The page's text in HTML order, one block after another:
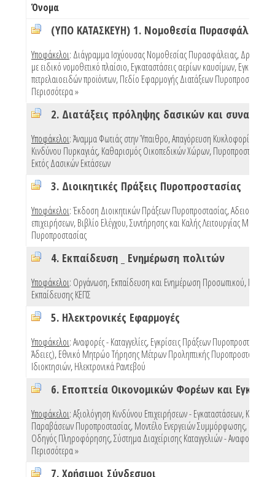
Όνομα
(ΥΠΟ ΚΑΤΑΣΚΕΥΗ) 1. Νομοθεσία Πυρασφάλειας
Υποφάκελοι: Διάγραμμα Ισχύουσας Νομοθεσίας Πυρασφάλειας,
με ειδικό νομοθετικό πλαίσιο,Εγκαταστάσεις αερίων καυσίμων,
πετρελαιοειδών προϊόντων,Πεδίο Εφαρμογής Διατάξεων Πυροπροστασίας
Περισσότερα »
Υποφάκελοι:Άναμμα Φωτιάς στην Ύπαιθρο,Απαγόρευση Κυκλοφορίας Λόγω
Κινδύνου Πυρκαγιάς,Καθαρισμός Οικοπεδικών Χώρων,Πυροπροστασία
Εκτός Δασικών Εκτάσεων
3. Διοικητικές Πράξεις Πυροπροστασίας
Υποφάκελοι:Έκδοση Διοικητικών Πράξεων Πυροπροστασίας,Αδειοδότηση
επιχειρήσεων,Βιβλίο Ελέγχου, Συντήρησης και Καλής Λειτουργίας Μέσων
Πυροπροστασίας
4. Εκπαίδευση _ Ενημέρωση πολιτών
Υποφάκελοι: Οργάνωση, Εκπαίδευση και Ενημέρωση Προσωπικού,
Εκπαίδευσης ΚΕΠΣ
5. Ηλεκτρονικές Εφαρμογές
Υποφάκελοι:Αναφορές - Καταγγελίες,Εγκρίσεις Πράξεων Πυροπροστασίας
Άδειες),Εθνικό Μητρώο Τήρησης Μέτρων Προληπτικής Πυροπροστασίας
Ιδιοκτησιών,Ηλεκτρονικά Ραντεβού
Υποφάκελοι:Αξιολόγηση Κινδύνου Επιχειρήσεων - Εγκαταστάσεων,
Παραβάσεων Πυροπροστασίας,Μοντέλο Ενεργειών Συμμόρφωσης,
Οδηγός Πληροφόρησης,Σύστημα Διαχείρισης Καταγγελιών - Αναφορών
Περισσότερα »
7. Χρήσιμοι Σύνδεσμοι